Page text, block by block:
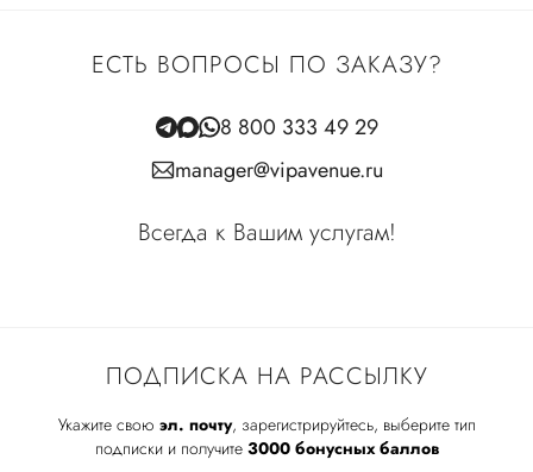
ПОДПИСКА НА РАССЫЛКУ
Укажите свою эл. почту, зарегистрируйтесь, выберите тип
подписки и получите 3000 бонусных баллов
ЕСТЬ ВОПРОСЫ ПО ЗАКАЗУ?
8 800 333 49 29
manager@vipavenue.ru
Всегда к Вашим услугам!